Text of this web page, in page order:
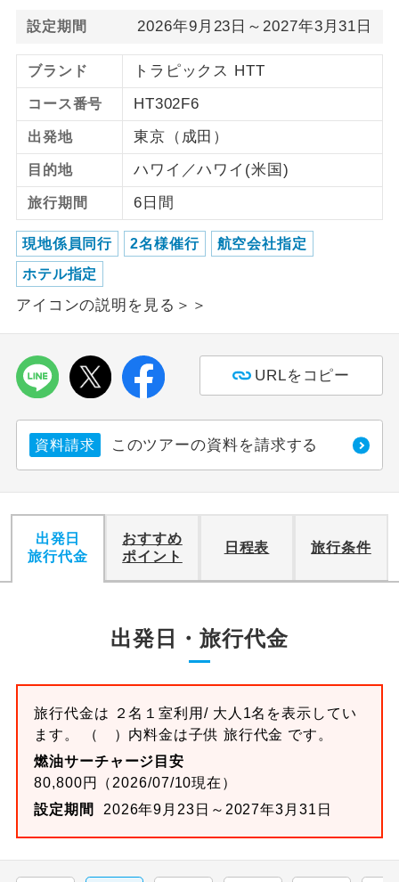
設定期間 2026年9月23日～2027年3月31日
ブランド トラピックス HTT
コース番号 HT302F6
出発地 東京（成田）
目的地 ハワイ／ハワイ(米国)
旅行期間 6日間
現地係員同行 2名様催行 航空会社指定
ホテル指定
アイコンの説明を見る＞＞
URLをコピー
資料請求 このツアーの資料を請求する
出発日
旅行代金
おすすめ
ポイント
日程表 旅行条件
出発日・旅行代金
旅行代金は ２名１室利用/ 大人1名を表示してい
ます。 （ ）内料金は子供 旅行代金 です。
燃油サーチャージ目安
80,800円（2026/07/10現在）
設定期間
2026年9月23日～2027年3月31日